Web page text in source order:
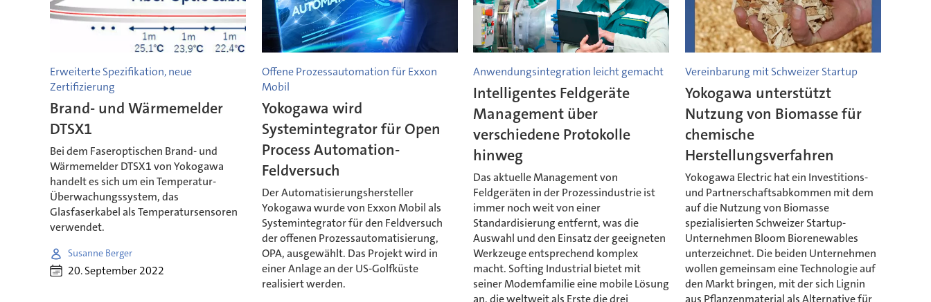
Erweiterte Spezifikation, neue
Zertifizierung
Brand- und Wärmemelder
DTSX1
Bei dem Faseroptischen Brand- und
Wärmemelder DTSX1 von Yokogawa
handelt es sich um ein Temperatur-
Überwachungssystem, das
Glasfaserkabel als Temperatursensoren
verwendet.
Susanne Berger
20. September 2022
Offene Prozessautomation für Exxon
Mobil
Yokogawa wird
Systemintegrator für Open
Process Automation-
Feldversuch
Der Automatisierungshersteller
Yokogawa wurde von Exxon Mobil als
Systemintegrator für den Feldversuch
der offenen Prozessautomatisierung,
OPA, ausgewählt. Das Projekt wird in
einer Anlage an der US-Golfküste
realisiert werden.
Anwendungsintegration leicht gemacht
Intelligentes Feldgeräte
Management über
verschiedene Protokolle
hinweg
Das aktuelle Management von
Feldgeräten in der Prozessindustrie ist
immer noch weit von einer
Standardisierung entfernt, was die
Auswahl und den Einsatz der geeigneten
Werkzeuge entsprechend komplex
macht. Softing Industrial bietet mit
seiner Modemfamilie eine mobile Lösung
an, die weltweit als Erste die drei
Vereinbarung mit Schweizer Startup
Yokogawa unterstützt
Nutzung von Biomasse für
chemische
Herstellungsverfahren
Yokogawa Electric hat ein Investitions-
und Partnerschaftsabkommen mit dem
auf die Nutzung von Biomasse
spezialisierten Schweizer Startup-
Unternehmen Bloom Biorenewables
unterzeichnet. Die beiden Unternehmen
wollen gemeinsam eine Technologie auf
den Markt bringen, mit der sich Lignin
aus Pflanzenmaterial als Alternative für